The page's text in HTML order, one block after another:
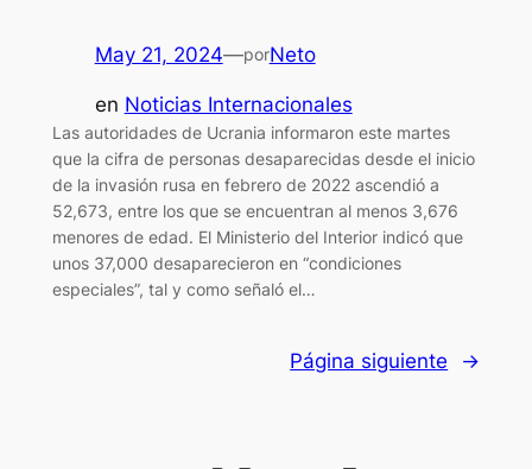
May 21, 2024—porNeto
en Noticias Internacionales
Las autoridades de Ucrania informaron este martes
que la cifra de personas desaparecidas desde el inicio
de la invasión rusa en febrero de 2022 ascendió a
52,673, entre los que se encuentran al menos 3,676
menores de edad. El Ministerio del Interior indicó que
unos 37,000 desaparecieron en “condiciones
especiales”, tal y como señaló el…
Página siguiente →